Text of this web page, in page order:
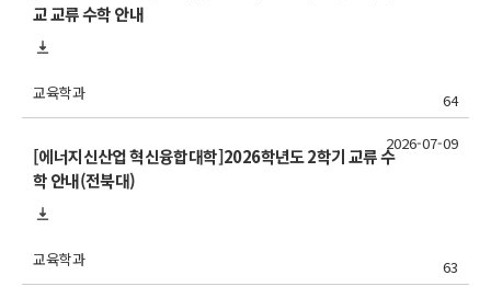
교 교류 수학 안내
교육학과 64
[에너지신산업 혁신융합대학]2026학년도 2학기 교류 수
학 안내(전북대)
교육학과 63
2026-07-09